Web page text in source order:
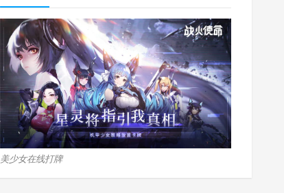
美少女在线打牌